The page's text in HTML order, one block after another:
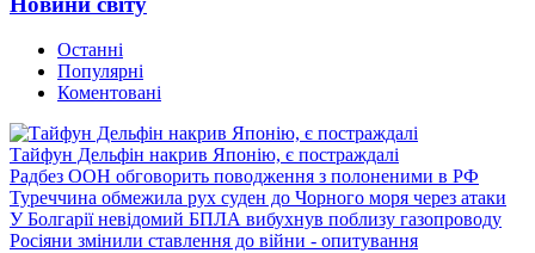
Останні
Популярні
Коментовані
Тайфун Дельфін накрив Японію, є постраждалі
Радбез ООН обговорить поводження з полоненими в РФ
Туреччина обмежила рух суден до Чорного моря через атаки
У Болгарії невідомий БПЛА вибухнув поблизу газопроводу
Росіяни змінили ставлення до війни - опитування